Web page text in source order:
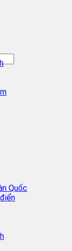
Quốc